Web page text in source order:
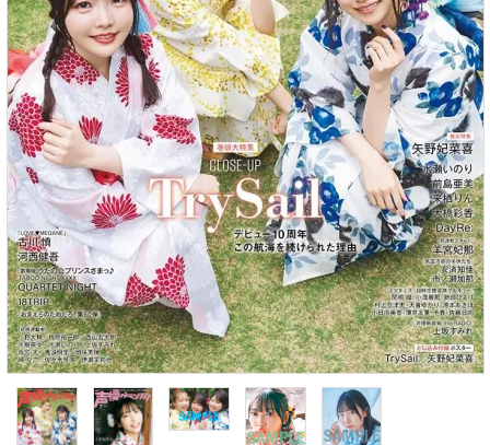
雑誌
S Cawaii! ME
声優写真集・フォトブック
声優グッズ
グラビア
アイドル・タレント
ヒーロー文庫
ロト・ナンバーズ書籍・グッズ